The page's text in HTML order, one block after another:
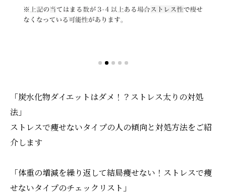
「炭水化物ダイエットはダメ！？ストレス太りの対処
法」
ストレスで痩せないタイプの人の傾向と対処方法をご紹
介します
「体重の増減を繰り返して結局痩せない！ストレスで痩
せないタイプのチェックリスト」